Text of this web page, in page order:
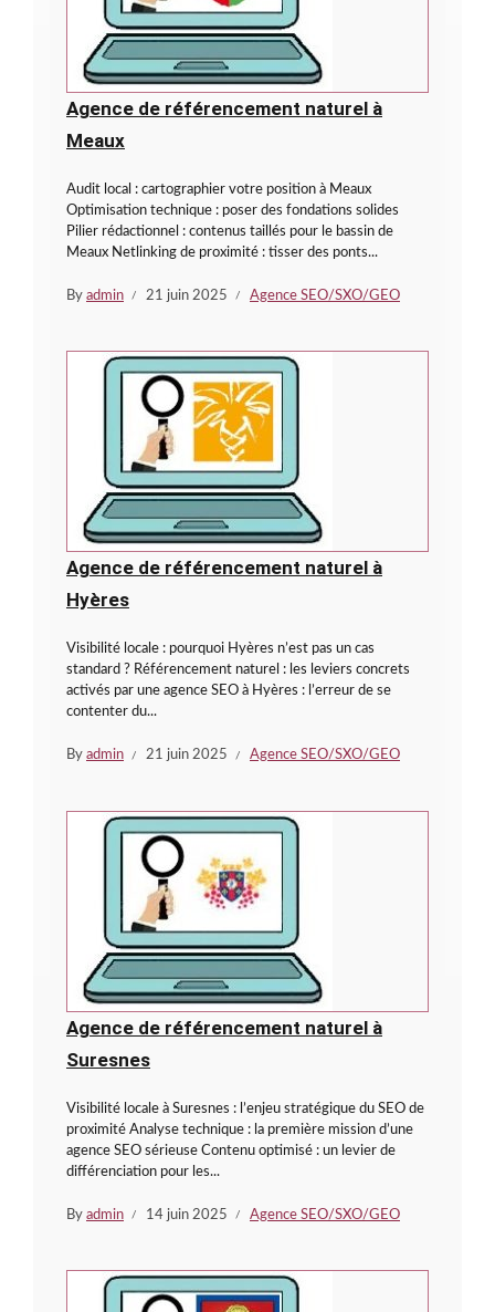
Agence de référencement naturel à
Meaux
Audit local : cartographier votre position à Meaux
Optimisation technique : poser des fondations solides
Pilier rédactionnel : contenus taillés pour le bassin de
Meaux Netlinking de proximité : tisser des ponts...
By admin 21 juin 2025 Agence SEO/SXO/GEO
Agence de référencement naturel à
Hyères
Visibilité locale : pourquoi Hyères n’est pas un cas
standard ? Référencement naturel : les leviers concrets
activés par une agence SEO à Hyères : l’erreur de se
contenter du...
By admin 21 juin 2025 Agence SEO/SXO/GEO
Agence de référencement naturel à
Suresnes
Visibilité locale à Suresnes : l’enjeu stratégique du SEO de
proximité Analyse technique : la première mission d’une
agence SEO sérieuse Contenu optimisé : un levier de
différenciation pour les...
By admin 14 juin 2025 Agence SEO/SXO/GEO